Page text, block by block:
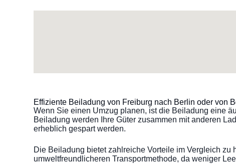
Effiziente Beiladung von Freiburg nach Berlin oder von
Wenn Sie einen Umzug planen, ist die Beiladung eine
Beiladung werden Ihre Güter zusammen mit anderen
erheblich gespart werden.
Die Beiladung bietet zahlreiche Vorteile im Vergleich
umweltfreundlicheren Transportmethode, da weniger